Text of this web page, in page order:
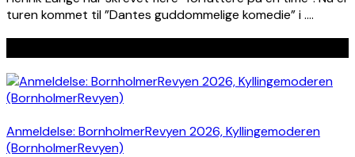
turen kommet til ”Dantes guddommelige komedie” i ….
Anmeldelse: BornholmerRevyen 2026, Kyllingemoderen
(BornholmerRevyen)